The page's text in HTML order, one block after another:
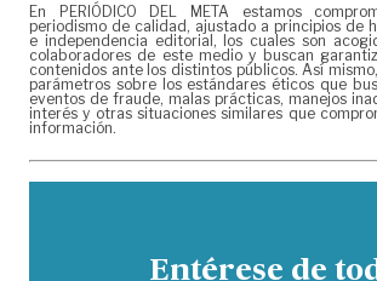
En PERIÓDICO DEL META estamos
periodismo de calidad, ajustado a principios de
e independencia editorial, los cuales son
colaboradores de este medio y buscan
contenidos ante los distintos públicos. Así
parámetros sobre los estándares éticos que
eventos de fraude, malas prácticas, manejos
interés y otras situaciones similares que
información.
Entérese de